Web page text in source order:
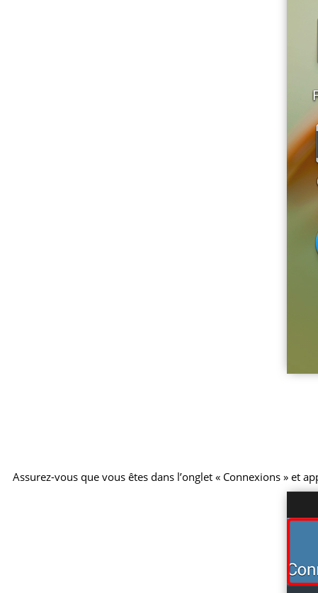
Assurez-vous que vous êtes dans l’onglet « Connexions » et